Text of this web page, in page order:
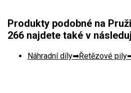
Elektrické tříkolky
Elektrické tříkolky pro seniory
Produkty podobné na
266 najdete také v
Náhradní díly Řetězové pily